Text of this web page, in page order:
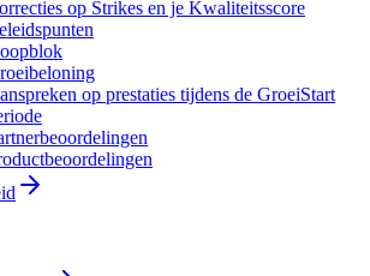
op Strikes en je Kwaliteitsscore
op prestaties tijdens de GroeiStart